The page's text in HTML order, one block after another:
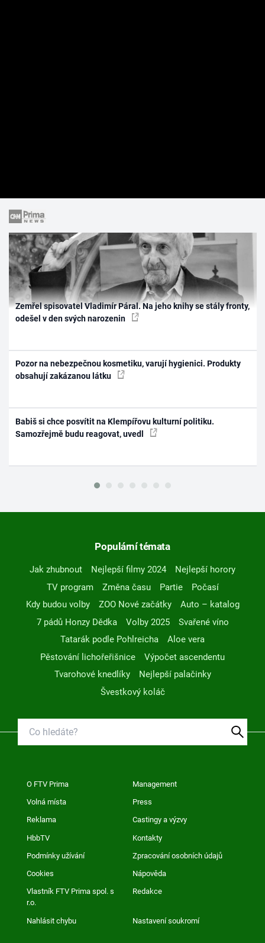
Zemřel spisovatel Vladimír Páral. Na jeho knihy se stály fronty,
odešel v den svých narozenin
Pozor na nebezpečnou kosmetiku, varují hygienici. Produkty
obsahují zakázanou látku
Babiš si chce posvítit na Klempířovu kulturní politiku.
Samozřejmě budu reagovat, uvedl
Populární témata
Jak zhubnout Nejlepší filmy 2024
Nejlepší horory
TV program
Změna času Partie
Počasí
Kdy budou volby
ZOO Nové začátky
Auto – katalog
7 pádů Honzy Dědka
Volby 2025
Svařené víno
Tatarák podle Pohlreicha
Aloe vera
Pěstování lichořeřišnice
Výpočet ascendentu
Tvarohové knedlíky
Nejlepší palačinky
Švestkový koláč
O FTV Prima Management
Volná místa Press
Reklama Castingy a výzvy
HbbTV Kontakty
Podmínky užívání Zpracování osobních údajů
Cookies Nápověda
Vlastník FTV Prima spol. s
r.o.
Redakce
Nahlásit chybu Nastavení soukromí